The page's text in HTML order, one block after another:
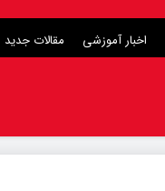
اخبار آموزشی مقالات جدید